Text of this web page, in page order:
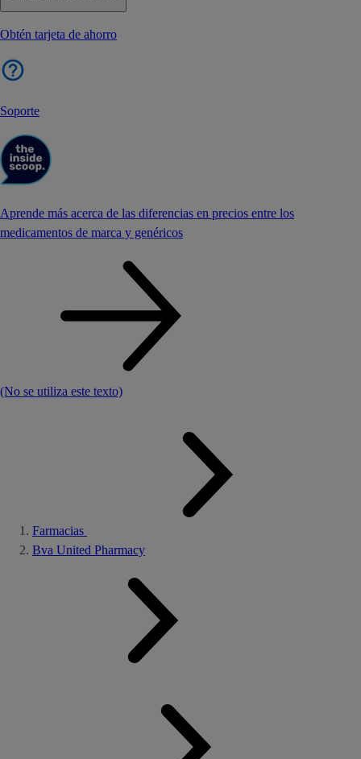
Obtén tarjeta de ahorro
Soporte
Aprende más acerca de las diferencias en precios entre los
medicamentos de marca y genéricos
(No se utiliza este texto)
Farmacias
Bva United Pharmacy